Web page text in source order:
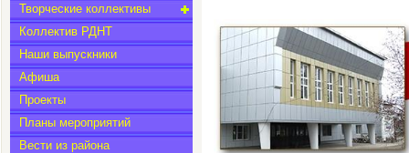
Творческие коллективы
Коллектив РДНТ
Наши выпускники
Афиша
Проекты
Планы мероприятий
Вести из района